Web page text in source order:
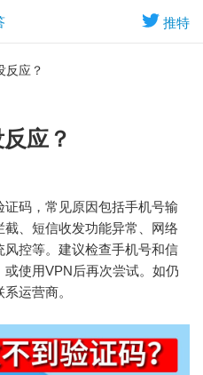
推特
反应？
应？
证码，常见原因包括手机号输
、短信收发功能异常、网络
控等。建议检查手机号和信
使用VPN后再次尝试。如仍
运营商。